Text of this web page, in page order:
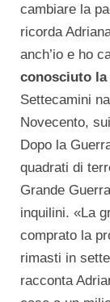
cambiare la
ricorda
anch’io e ho
conosciuto
Settecamini
Novecento,
Dopo la
quadrati di
Grande
inquilini. «La
comprato la
rimasti in
racconta